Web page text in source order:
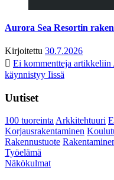
Aurora Sea Resortin
Kirjoitettu 30.7.2026
Ei kommentteja artikkeliin
käynnistyy Iissä
Uutiset
100 tuoreintaArkkitehtuuri
Korjausrakentaminen
Rakennustuote
Työelämä
Näkökulmat